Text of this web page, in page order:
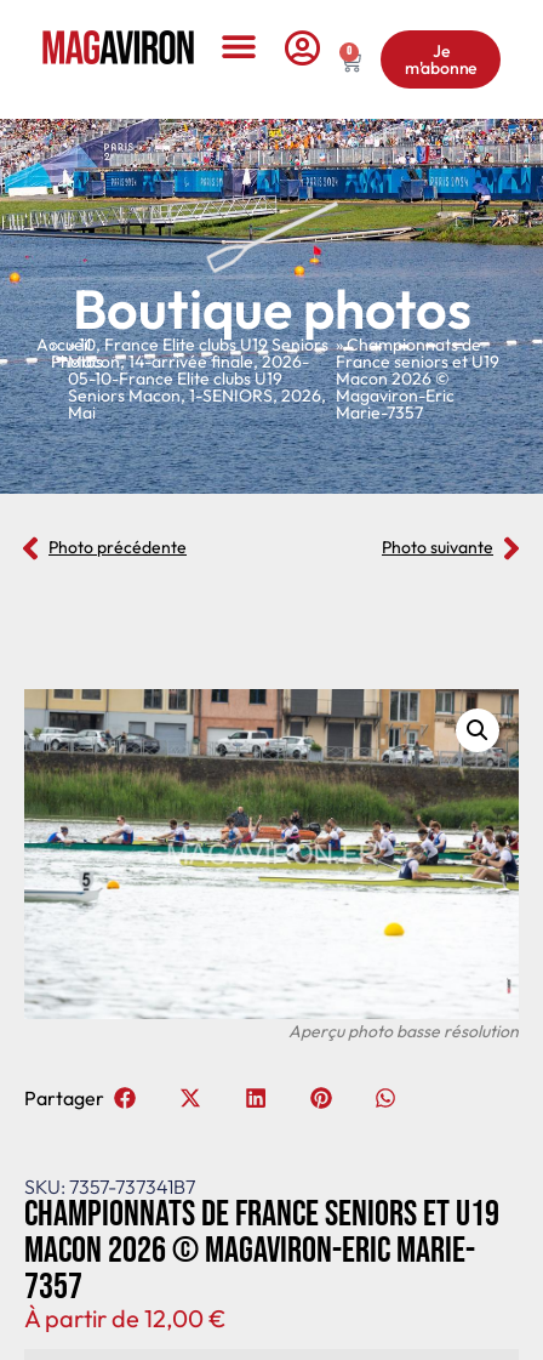
0 Je
m'abonne
Boutique photos
Accueil
»
Photos
»10,France Elite clubs U19 Seniors
Macon,14-arrivée finale,2026-
05-10-France Elite clubs U19
Seniors Macon,1-SENIORS,2026,
Mai
» Championnats de
France seniors et U19
Macon 2026 ©
Magaviron-Eric
Marie-7357
Photo précédente Photo suivante
SKU: 7357-737341B7
Championnats de France seniors et U19
Macon 2026 © Magaviron-Eric Marie-
7357
À partir de 12,00€
Partager